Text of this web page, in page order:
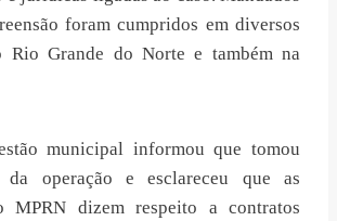
foram cumpridos em diversos
Rio Grande do Norte e também na
municipal informou que tomou
da operação e esclareceu que as
MPRN dizem respeito a contratos